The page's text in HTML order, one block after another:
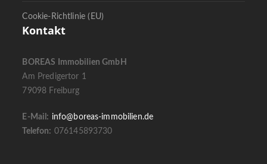
Cookie-Richtlinie (EU)
Kontakt
BOREAS Immobilien GmbH
Am Predigertor 1
79098 Freiburg
E-Mail: info@boreas-immobilien.de
Telefon: 076145893730